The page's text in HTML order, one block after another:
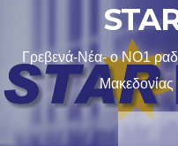
Γρεβενά-Νέα- ο ΝΟ1
Μακεδονίας